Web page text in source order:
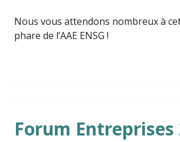
Nous vous attendons nombreux à
phare de l’AAE ENSG !
Forum Entreprises